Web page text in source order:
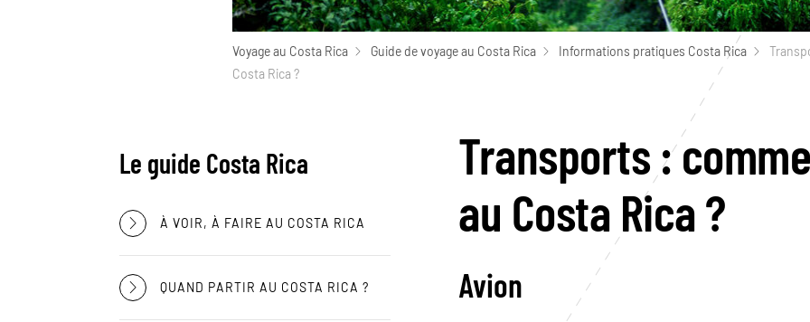
Voyage au Costa Rica Guide de voyage au Costa Rica Informations pratiques Costa Rica
Costa Rica ?
Le guide Costa Rica
À VOIR, À FAIRE AU COSTA RICA
QUAND PARTIR AU COSTA RICA ?
Transports :
au Costa Rica ?
Avion